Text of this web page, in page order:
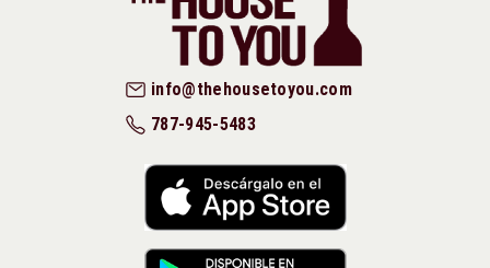
info@thehousetoyou.com
787-945-5483